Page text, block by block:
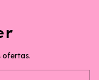
ofertas.